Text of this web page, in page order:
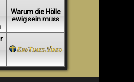
Warum die Hölle
ewig sein muss